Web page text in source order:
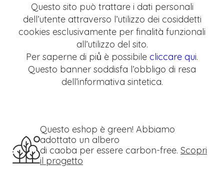
Questo sito può trattare i dati personali
dell’utente attraverso l’utilizzo dei cosiddetti
cookies esclusivamente per finalità funzionali
all’utilizzo del sito.
Per saperne di più̀ è possibile cliccare qui.
Questo banner soddisfa l’obbligo di resa
dell’informativa sintetica.
Questo eshop è green! Abbiamo
adottato un albero
di caoba per essere carbon-free. Scopri
il progetto